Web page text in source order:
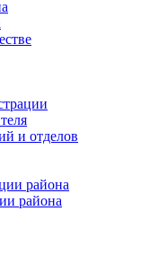
и отделов
района
района